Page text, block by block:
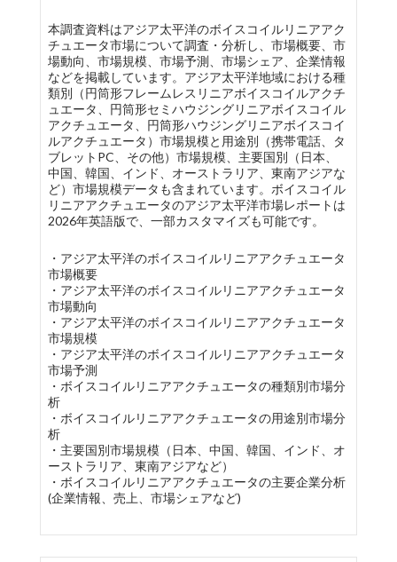
本調査資料はアジア太平洋のボイスコイルリニアアク
チュエータ市場について調査・分析し、市場概要、市
場動向、市場規模、市場予測、市場シェア、企業情報
などを掲載しています。アジア太平洋地域における種
類別（円筒形フレームレスリニアボイスコイルアクチ
ュエータ、円筒形セミハウジングリニアボイスコイル
アクチュエータ、円筒形ハウジングリニアボイスコイ
ルアクチュエータ）市場規模と用途別（携帯電話、タ
ブレットPC、その他）市場規模、主要国別（日本、
中国、韓国、インド、オーストラリア、東南アジアな
ど）市場規模データも含まれています。ボイスコイル
リニアアクチュエータのアジア太平洋市場レポートは
2026年英語版で、一部カスタマイズも可能です。
・アジア太平洋のボイスコイルリニアアクチュエータ
市場概要
・アジア太平洋のボイスコイルリニアアクチュエータ
市場動向
・アジア太平洋のボイスコイルリニアアクチュエータ
市場規模
・アジア太平洋のボイスコイルリニアアクチュエータ
市場予測
・ボイスコイルリニアアクチュエータの種類別市場分
析
・ボイスコイルリニアアクチュエータの用途別市場分
析
・主要国別市場規模（日本、中国、韓国、インド、オ
ーストラリア、東南アジアなど）
・ボイスコイルリニアアクチュエータの主要企業分析
(企業情報、売上、市場シェアなど)